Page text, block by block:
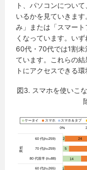
ト、パソコンについ
いるかを見ていきま
み」または「スマー
くなっています。い
60代・70代では1割
ています。これらの
トにアクセスできる
図3. スマホを使いこ